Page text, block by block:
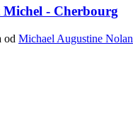
- Cherbourg
od Michael Augustine Nolan